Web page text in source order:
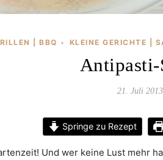
| BBQ • KLEINE GERICHTE |
Antipasti-
21. Juli 2013
Springe zu Rezept
Und wer keine Lust mehr